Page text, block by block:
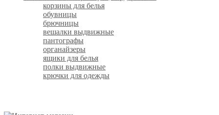
корзины для белья
обувницы
брючницы
вешалки выдвижные
пантографы
органайзеры
ящики для белья
полки выдвижные
крючки для одежды